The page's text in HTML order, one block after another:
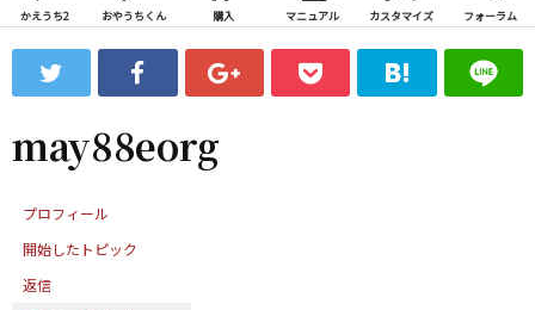
ス
ッ
わ
フ
ォ
ム
かえうち2 おやうちくん 購入 マニュアル カスタマイズ フォーラム
may88eorg
プロフィール
開始したトピック
返信